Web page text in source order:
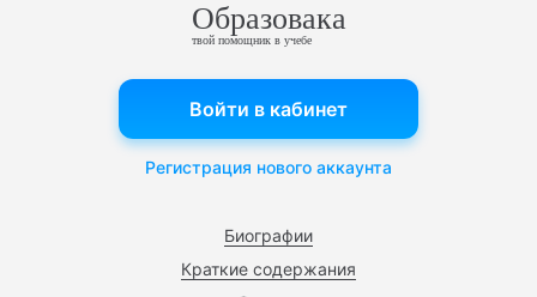
Образовака
твой помощник в учебе
Биографии
Краткие содержания
Войти в кабинет
Регистрация нового аккаунта